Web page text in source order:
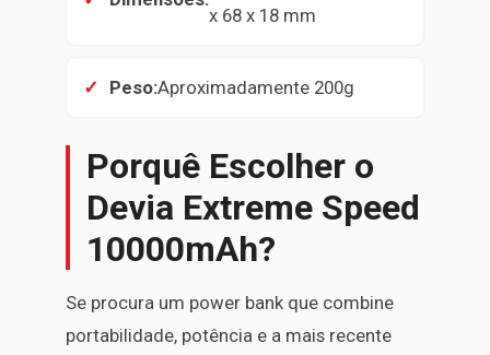
x 68 x 18 mm
Peso:Aproximadamente 200g
Porquê Escolher o
Devia Extreme Speed
10000mAh?
Se procura um power bank que combine
portabilidade, potência e a mais recente